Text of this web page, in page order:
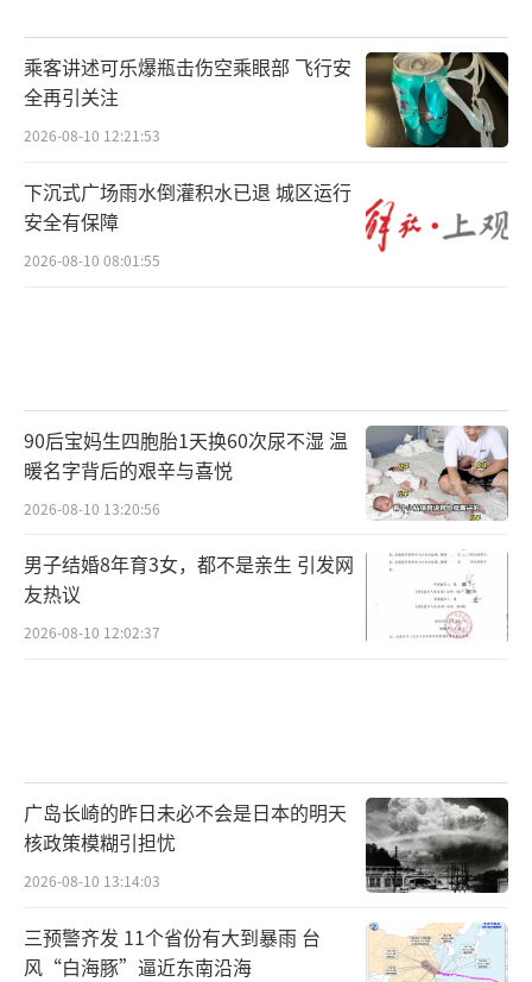
乘客讲述可乐爆瓶击伤空乘眼部 飞行安
全再引关注
2026-08-10 12:21:53
下沉式广场雨水倒灌积水已退 城区运行
安全有保障
2026-08-10 08:01:55
90后宝妈生四胞胎1天换60次尿不湿 温
暖名字背后的艰辛与喜悦
2026-08-10 13:20:56
男子结婚8年育3女，都不是亲生 引发网
友热议
2026-08-10 12:02:37
广岛长崎的昨日未必不会是日本的明天
核政策模糊引担忧
2026-08-10 13:14:03
三预警齐发 11个省份有大到暴雨 台
风“白海豚”逼近东南沿海